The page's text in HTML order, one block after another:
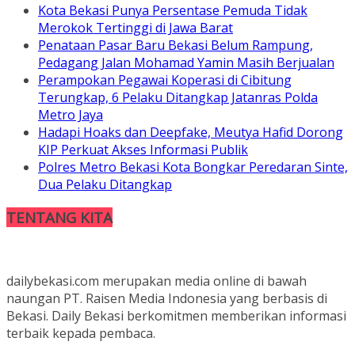
Kota Bekasi Punya Persentase Pemuda Tidak
Merokok Tertinggi di Jawa Barat
Penataan Pasar Baru Bekasi Belum Rampung,
Pedagang Jalan Mohamad Yamin Masih Berjualan
Perampokan Pegawai Koperasi di Cibitung
Terungkap, 6 Pelaku Ditangkap Jatanras Polda
Metro Jaya
Hadapi Hoaks dan Deepfake, Meutya Hafid Dorong
KIP Perkuat Akses Informasi Publik
Polres Metro Bekasi Kota Bongkar Peredaran Sinte,
Dua Pelaku Ditangkap
TENTANG KITA
dailybekasi.com merupakan media online di bawah
naungan PT. Raisen Media Indonesia yang berbasis di
Bekasi. Daily Bekasi berkomitmen memberikan informasi
terbaik kepada pembaca.